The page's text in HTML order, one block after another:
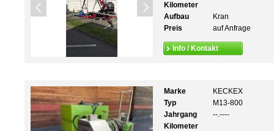
Kilometer
Aufbau
Kran
Preis
auf Anfrage
Info / Kontakt
Marke
KECKEX
Typ
M13-800
Jahrgang
--.----
Kilometer